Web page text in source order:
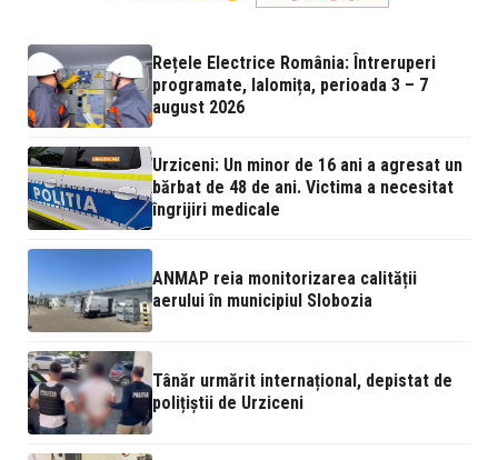
Rețele Electrice România: Întreruperi
programate, Ialomița, perioada 3 – 7
august 2026
Urziceni: Un minor de 16 ani a agresat un
bărbat de 48 de ani. Victima a necesitat
îngrijiri medicale
ANMAP reia monitorizarea calității
aerului în municipiul Slobozia
Tânăr urmărit internațional, depistat de
polițiștii de Urziceni